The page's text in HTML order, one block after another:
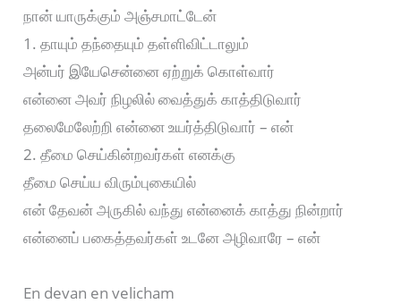
நான் யாருக்கும் அஞ்சமாட்டேன்
1. தாயும் தந்தையும் தள்ளிவிட்டாலும்
அன்பர் இயேசென்னை ஏற்றுக் கொள்வார்
என்னை அவர் நிழலில் வைத்துக் காத்திடுவார்
தலைமேலேற்றி என்னை உயர்த்திடுவார் – என்
2. தீமை செய்கின்றவர்கள் எனக்கு
தீமை செய்ய விரும்புகையில்
என் தேவன் அருகில் வந்து என்னைக் காத்து நின்றார்
என்னைப் பகைத்தவர்கள் உடனே அழிவாரே – என்
En devan en velicham